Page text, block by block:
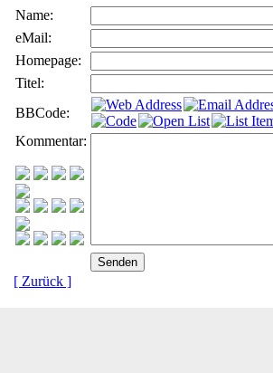
Name:
eMail:
Homepage:
Titel:
BBCode:
Kommentar:
[ Zurück ]